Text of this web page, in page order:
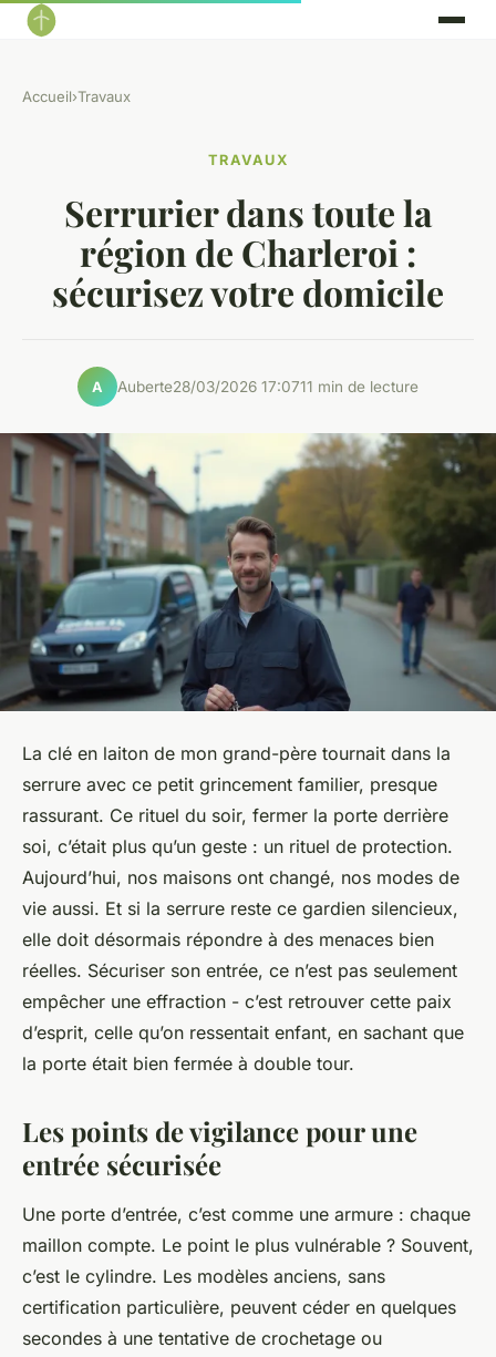
Accueil›Travaux
TRAVAUX
Serrurier dans toute la
région de Charleroi :
sécurisez votre domicile
A Auberte28/03/2026 17:0711 min de lecture
La clé en laiton de mon grand-père tournait dans la
serrure avec ce petit grincement familier, presque
rassurant. Ce rituel du soir, fermer la porte derrière
soi, c’était plus qu’un geste : un rituel de protection.
Aujourd’hui, nos maisons ont changé, nos modes de
vie aussi. Et si la serrure reste ce gardien silencieux,
elle doit désormais répondre à des menaces bien
réelles. Sécuriser son entrée, ce n’est pas seulement
empêcher une effraction - c’est retrouver cette paix
d’esprit, celle qu’on ressentait enfant, en sachant que
la porte était bien fermée à double tour.
Les points de vigilance pour une
entrée sécurisée
Une porte d’entrée, c’est comme une armure : chaque
maillon compte. Le point le plus vulnérable ? Souvent,
c’est le cylindre. Les modèles anciens, sans
certification particulière, peuvent céder en quelques
secondes à une tentative de crochetage ou